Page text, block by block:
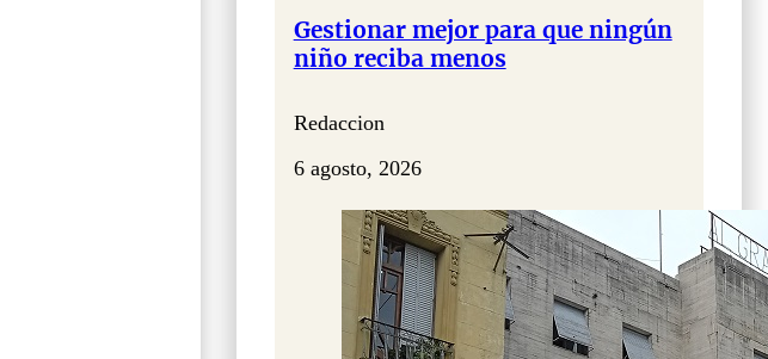
Gestionar mejor para que ningún
niño reciba menos
Redaccion
6 agosto, 2026